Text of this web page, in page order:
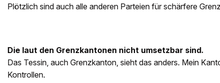
Plötzlich sind auch alle anderen Parteien für schärfere
Die laut den Grenzkantonen nicht umsetzbar sind.
Das Tessin, auch Grenzkanton, sieht das anders. Mein
Kontrollen.